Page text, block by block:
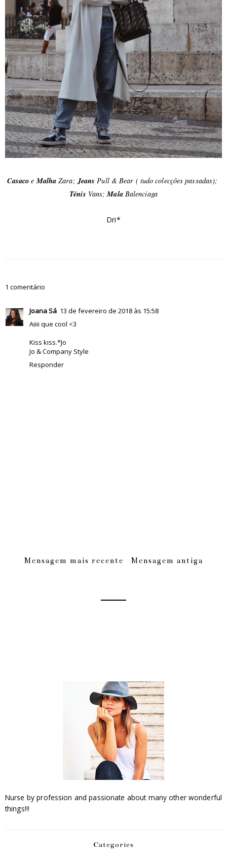
Casaco eMalha Zara;Jeans Pull & Bear ( tudo colecções passadas);
Ténis Vans;MalaBalenciaga
Dri*
1 comentário
Joana Sá 13 de fevereiro de 2018 às 15:58
Aiiii que cool <3
Kiss kiss.*Jo
Jo & Company Style
Responder
Mensagem mais recente Mensagem antiga
Nurse by profession and passionate about many other wonderful
things!!!
Categories